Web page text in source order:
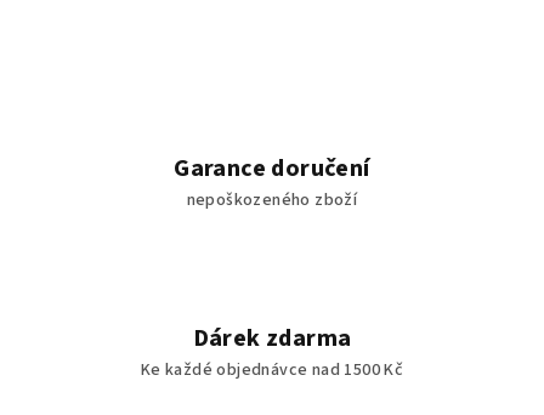
Garance doručení
nepoškozeného zboží
Dárek zdarma
Ke každé objednávce nad 1500 Kč